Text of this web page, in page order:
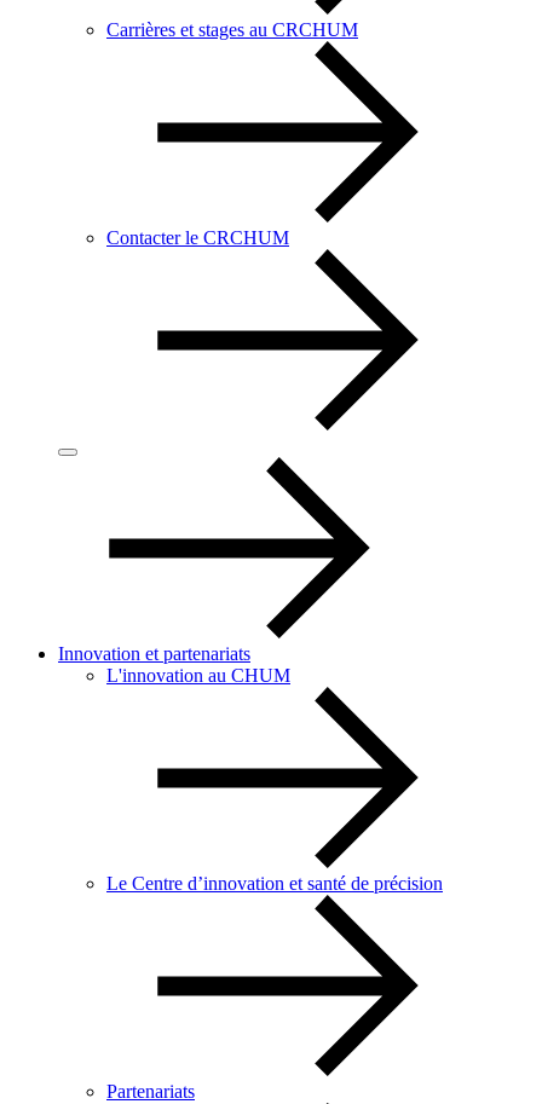
Carrières et stages au CRCHUM
Contacter le CRCHUM
Innovation et partenariats
L'innovation au CHUM
Le Centre d’innovation et santé de précision
Partenariats